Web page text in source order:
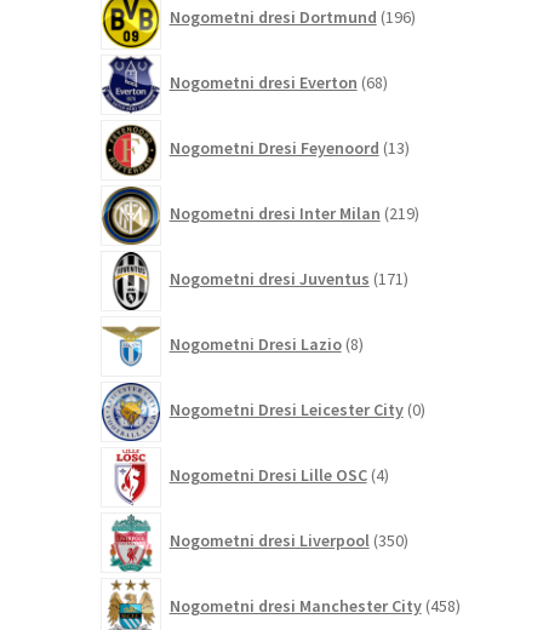
Nogometni dresi Dortmund 196izdelkov
Nogometni dresi Everton 68izdelkov
Nogometni Dresi Feyenoord 13izdelkov
Nogometni dresi Inter Milan 219izdelkov
Nogometni dresi Juventus 171izdelkov
Nogometni Dresi Lazio 8izdelkov
Nogometni Dresi Leicester City 0izdelkov
Nogometni Dresi Lille OSC 4izdelki
Nogometni dresi Liverpool 350izdelkov
Nogometni dresi Manchester City 458izdelkov